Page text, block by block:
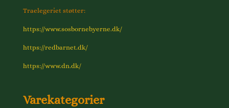
Traelegeriet støtter:
https://www.sosbornebyerne.dk/
https://redbarnet.dk/
https://www.dn.dk/
Varekategorier